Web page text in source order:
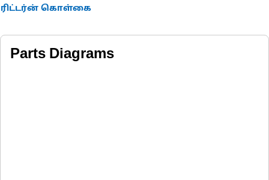
ரிட்டர்ன் கொள்கை
Parts Diagrams